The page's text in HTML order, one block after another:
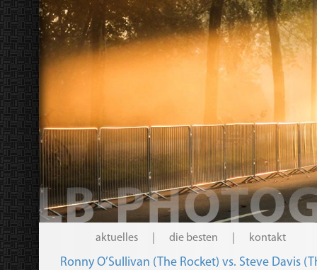
aktuelles die besten kontakt
Ronny O’Sullivan (The Rocket) vs. Steve Davis